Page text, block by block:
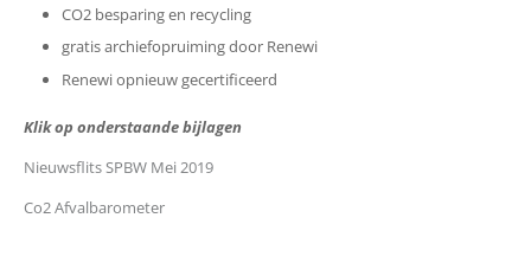
CO2 besparing en recycling
gratis archiefopruiming door Renewi
Renewi opnieuw gecertificeerd
Klik op onderstaande bijlagen
Nieuwsflits SPBW Mei 2019
Co2 Afvalbarometer